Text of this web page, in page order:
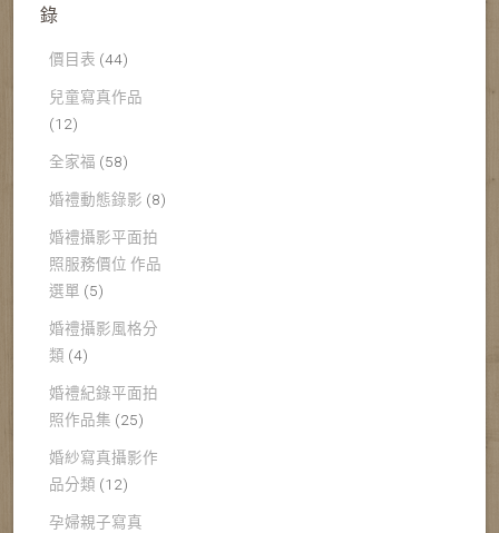
錄
價目表 (44)
兒童寫真作品
(12)
全家福 (58)
婚禮動態錄影 (8)
婚禮攝影平面拍
照服務價位 作品
選單 (5)
婚禮攝影風格分
類 (4)
婚禮紀錄平面拍
照作品集 (25)
婚紗寫真攝影作
品分類 (12)
孕婦親子寫真